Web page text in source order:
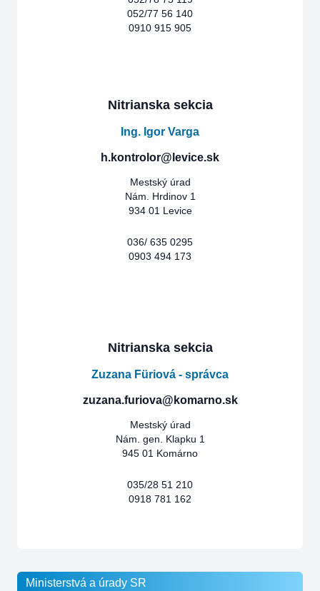
Ministerstvá a úrady SR
052/77 56 140
0910 915 905
Nitrianska sekcia
Ing. Igor Varga
h.kontrolor@levice.sk
Mestský úrad
Nám. Hrdinov 1
934 01 Levice
036/ 635 0295
0903 494 173
Nitrianska sekcia
Zuzana Füriová - správca
zuzana.furiova@komarno.sk
Mestský úrad
Nám. gen. Klapku 1
945 01 Komárno
035/28 51 210
0918 781 162